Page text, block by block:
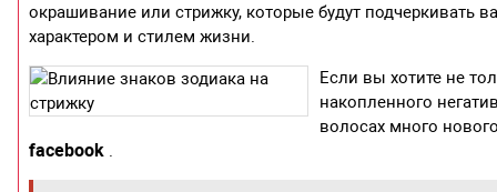
окрашивание или стрижку, которые будут подчеркивать
характером и стилем жизни.
Если вы хотите не
накопленного
волосах много
facebook .